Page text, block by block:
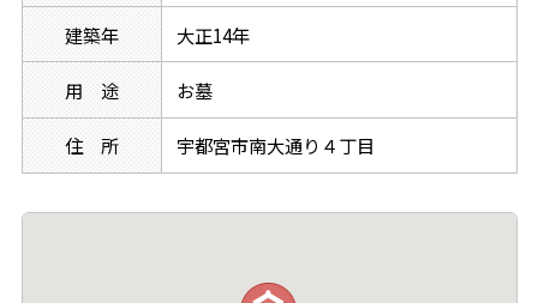
建築年 大正14年
用 途 お墓
住 所 宇都宮市南大通り４丁目